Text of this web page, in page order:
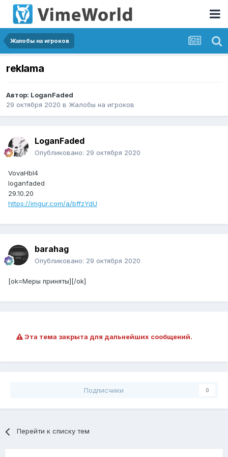
Жалобы на игроков
reklama
Автор: LoganFaded
29 октября 2020 в Жалобы на игроков
LoganFaded
Опубликовано: 29 октября 2020
VovaHbI4
loganfaded
29.10.20
https://imgur.com/a/bffzYdU
barahag
Опубликовано: 29 октября 2020
[ok=Меры приняты][/ok]
Эта тема закрыта для дальнейших сообщений.
Подписчики 0
Перейти к списку тем